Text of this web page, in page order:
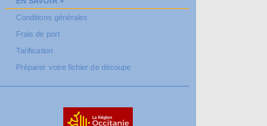
Conditions générales
Frais de port
Tarification
Préparer votre fichier de découpe